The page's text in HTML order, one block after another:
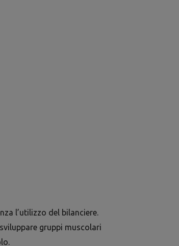
l’utilizzo del bilanciere.
gruppi muscolari